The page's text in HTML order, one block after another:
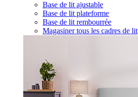
Base de lit ajustable
Base de lit plateforme
Base de lit rembourrée
Magasiner tous les cadres de lit